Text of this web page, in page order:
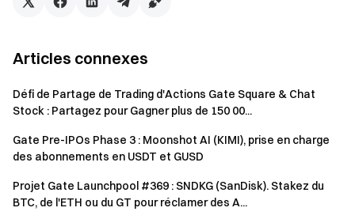
du solde du voucher. Chaque utilisateur ne peut réclamer
Le premier trade doit maintenir une position ouverte
tâche accomplie.
et l'enregistrement en masse de comptes sont
strictement interdits. Plusieurs adresses de portefeuille
Articles connexes
Défi de Partage de Trading d'Actions Gate Square & Chat
Stock : Partagez pour Gagner plus de 150 00...
Gate Pre-IPOs Phase 3 : Moonshot AI (KIMI), prise en charge
des abonnements en USDT et GUSD
Projet Gate Launchpool #369 : SNDKG (SanDisk). Stakez du
BTC, de l'ETH ou du GT pour réclamer des A...